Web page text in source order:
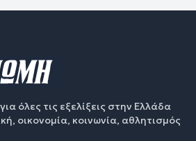
όλες τις εξελίξεις στην Ελλάδα
οικονομία, κοινωνία, αθλητισμός